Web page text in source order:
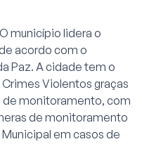
município lidera o
acordo com o
Paz. A cidade tem o
Violentos graças
monitoramento, com
de monitoramento
em casos de